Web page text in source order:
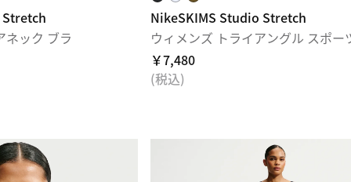
ネック ブラ
NikeSKIMS Studio Stretch
ウィメンズ トライアングル スポー
￥7,480
(税込)